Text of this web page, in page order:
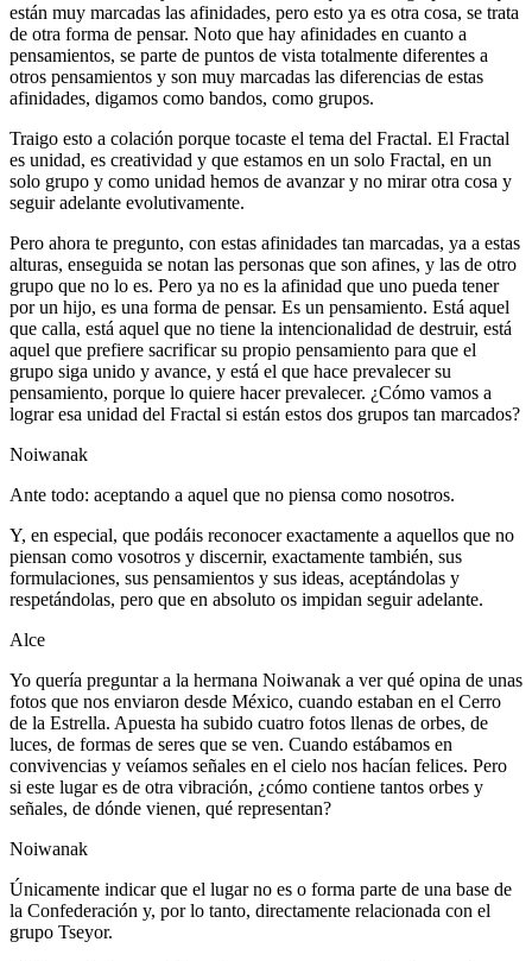
están muy marcadas las afinidades, pero esto ya es otra cosa, se trata
de otra forma de pensar. Noto que hay afinidades en cuanto a
pensamientos, se parte de puntos de vista totalmente diferentes a
otros pensamientos y son muy marcadas las diferencias de estas
afinidades, digamos como bandos, como grupos.
Traigo esto a colación porque tocaste el tema del Fractal. El Fractal
es unidad, es creatividad y que estamos en un solo Fractal, en un
solo grupo y como unidad hemos de avanzar y no mirar otra cosa y
seguir adelante evolutivamente.
Pero ahora te pregunto, con estas afinidades tan marcadas, ya a estas
alturas, enseguida se notan las personas que son afines, y las de otro
grupo que no lo es. Pero ya no es la afinidad que uno pueda tener
por un hijo, es una forma de pensar. Es un pensamiento. Está aquel
que calla, está aquel que no tiene la intencionalidad de destruir, está
aquel que prefiere sacrificar su propio pensamiento para que el
grupo siga unido y avance, y está el que hace prevalecer su
pensamiento, porque lo quiere hacer prevalecer. ¿Cómo vamos a
lograr esa unidad del Fractal si están estos dos grupos tan marcados?
Noiwanak
Ante todo: aceptando a aquel que no piensa como nosotros.
Y, en especial, que podáis reconocer exactamente a aquellos que no
piensan como vosotros y discernir, exactamente también, sus
formulaciones, sus pensamientos y sus ideas, aceptándolas y
respetándolas, pero que en absoluto os impidan seguir adelante.
Alce
Yo quería preguntar a la hermana Noiwanak a ver qué opina de unas
fotos que nos enviaron desde México, cuando estaban en el Cerro
de la Estrella. Apuesta ha subido cuatro fotos llenas de orbes, de
luces, de formas de seres que se ven. Cuando estábamos en
convivencias y veíamos señales en el cielo nos hacían felices. Pero
si este lugar es de otra vibración, ¿cómo contiene tantos orbes y
señales, de dónde vienen, qué representan?
Noiwanak
Únicamente indicar que el lugar no es o forma parte de una base de
la Confederación y, por lo tanto, directamente relacionada con el
grupo Tseyor.